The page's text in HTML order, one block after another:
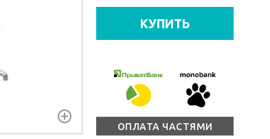
КУПИТЬ
ОПЛАТА ЧАСТЯМИ